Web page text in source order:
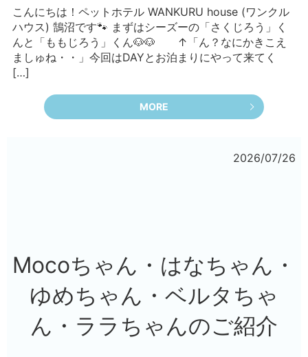
こんにちは！ペットホテル WANKURU house (ワンクル
ハウス) 鵠沼です🐾 まずはシーズーの「さくじろう」く
んと「ももじろう」くん🐶🐶 ↑「ん？なにかきこえ
ましゅね・・」今回はDAYとお泊まりにやって来てく
[…]
MORE
2026/07/26
Mocoちゃん・はなちゃん・
ゆめちゃん・ベルタちゃ
ん・ララちゃんのご紹介